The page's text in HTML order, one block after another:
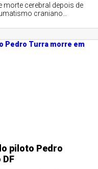
morte cerebral depois de
craniano
piloto Pedro